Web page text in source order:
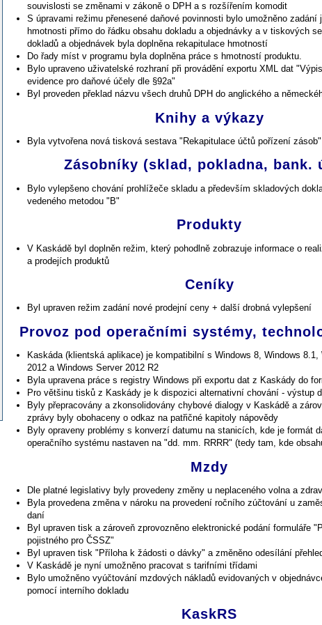
souvislosti se změnami v zákoně o DPH a s rozšířením komodit
S úpravami režimu přenesené daňové povinnosti bylo umožněno zadání
hmotnosti přímo do řádku obsahu dokladu a objednávky a v tiskových
dokladů a objednávek byla doplněna rekapitulace hmotností
Do řady míst v programu byla doplněna práce s hmotností produktu.
Bylo upraveno uživatelské rozhraní při provádění exportu XML dat
evidence pro daňové účely dle §92a"
Byl proveden překlad názvu všech druhů DPH do anglického a
Knihy a výkazy
Byla vytvořena nová tisková sestava "Rekapitulace účtů pořízení zásob"
Zásobníky (sklad, pokladna, bank.
Bylo vylepšeno chování prohlížeče skladu a především skladových
vedeného metodou "B"
Produkty
V Kaskádě byl doplněn režim, který pohodlně zobrazuje informace o
a prodejích produktů
Ceníky
Byl upraven režim zadání nové prodejní ceny + další drobná vylepšení
Provoz pod operačními systémy,
Kaskáda (klientská aplikace) je kompatibilní s Windows 8, Windows 8.1,
2012 a Windows Server 2012 R2
Byla upravena práce s registry Windows při exportu dat z Kaskády do
Pro většinu tisků z Kaskády je k dispozici alternativní chování - výstup
Byly přepracovány a zkonsolidovány chybové dialogy v Kaskádě a
zprávy byly obohaceny o odkaz na patřičné kapitoly nápovědy
Byly opraveny problémy s konverzí datumu na stanicích, kde je formát
operačního systému nastaven na "dd. mm. RRRR" (tedy tam, kde
Mzdy
Dle platné legislativy byly provedeny změny u neplaceného volna a
Byla provedena změna v nároku na provedení ročního zúčtování u
daní
Byl upraven tisk a zároveň zprovozněno elektronické podání formuláře
pojistného pro ČSSZ"
Byl upraven tisk "Příloha k žádosti o dávky" a změněno odesílání
V Kaskádě je nyní umožněno pracovat s tarifními třídami
Bylo umožněno vyúčtování mzdových nákladů evidovaných v
pomocí interního dokladu
KaskRS